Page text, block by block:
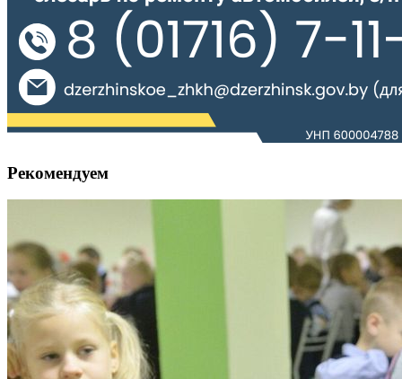
Рекомендуем